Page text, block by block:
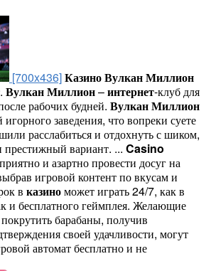
[700x436]КазиноВулканМиллион
ВулканМиллион–интернет-клуб для
рабочих будней. ВулканМиллион
игорного заведения, что вопреки суете
расслабиться и отдохнуть с шиком,
престижный вариант. ... Casino
и азартно провести досуг на
игровой контент по вкусам и
в казиноможет играть 24/7, как в
и бесплатного геймплея. Желающие
барабаны, получив
своей удачливости, могут
автомат бесплатно и не